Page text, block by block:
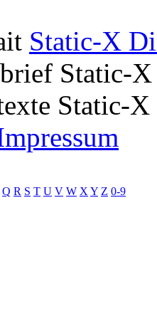
Static-X
Static-
Static-X
Q R S T U V W X Y Z 0-9